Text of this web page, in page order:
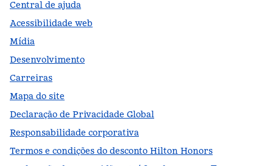
Central de ajuda
Acessibilidade web
Mídia
Desenvolvimento
Carreiras
Mapa do site
Declaração de Privacidade Global
Responsabilidade corporativa
Termos e condições do desconto Hilton Honors